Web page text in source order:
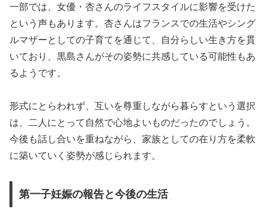
一部では、女優・杏さんのライフスタイルに影響を受けた
という声もあります。杏さんはフランスでの生活やシング
ルマザーとしての子育てを通じて、自分らしい生き方を貫
いており、黒島さんがその姿勢に共感している可能性もあ
るようです。
形式にとらわれず、互いを尊重しながら暮らすという選択
は、二人にとって自然で心地よいものだったのでしょう。
今後も話し合いを重ねながら、家族としての在り方を柔軟
に築いていく姿勢が感じられます。
第一子妊娠の報告と今後の生活